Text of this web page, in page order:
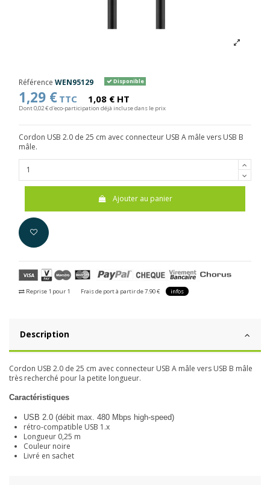
Référence WEN95129 Disponible
1,29 € TTC 1,08 € HT
Dont 0,02 € d'eco-participation déjà incluse dans le prix
Cordon USB 2.0 de 25 cm avec connecteur USB A mâle vers USB B
mâle.
Ajouter au panier
Reprise 1 pour 1 Frais de port à partir de 7.90 € infos
Description
Cordon USB 2.0 de 25 cm avec connecteur USB A mâle vers USB B mâle
très recherché pour la petite longueur.
Caractéristiques
USB 2.0 (débit max. 480 Mbps high-speed)
rétro-compatible USB 1.x
Longueur 0,25 m
Couleur noire
Livré en sachet